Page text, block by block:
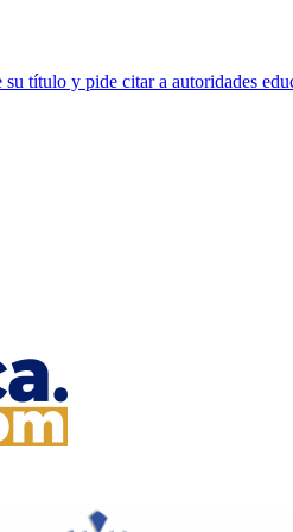
su título y pide citar a autoridades